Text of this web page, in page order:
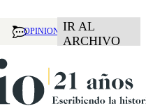
OPINION IR AL
ARCHIVO